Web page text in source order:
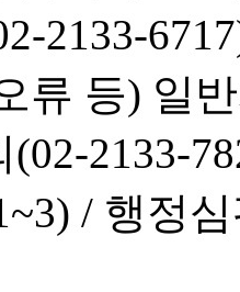
2133-
류 등) 일
2133-
/ 행정심